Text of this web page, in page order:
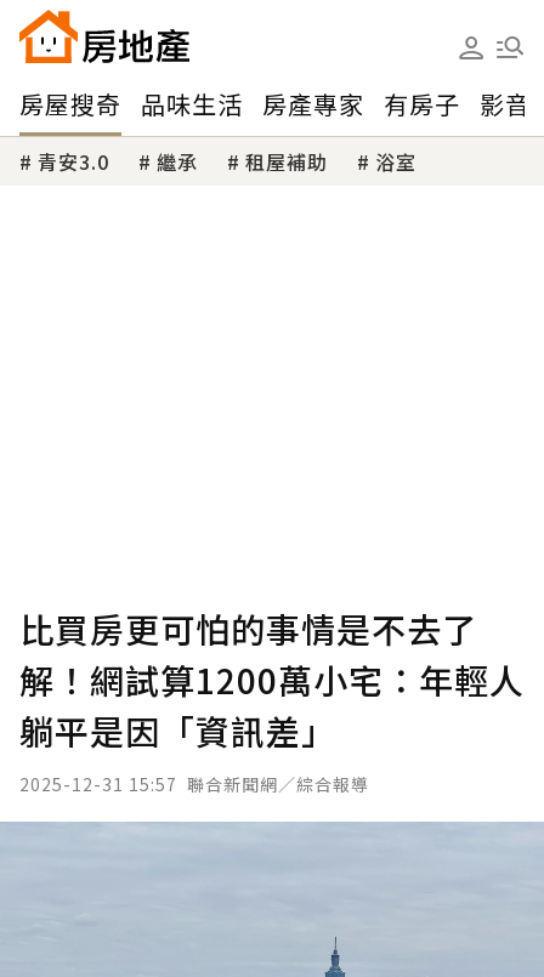
房屋搜奇 品味生活 房產專家 有房子 影音
青安3.0 繼承 租屋補助 浴室
比買房更可怕的事情是不去了
解！網試算1200萬小宅：年輕人
躺平是因「資訊差」
2025-12-31 15:57 聯合新聞網／綜合報導